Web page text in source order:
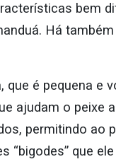
bem
Há
é pequena e
ajudam o peixe
permitindo ao
“bigodes” que